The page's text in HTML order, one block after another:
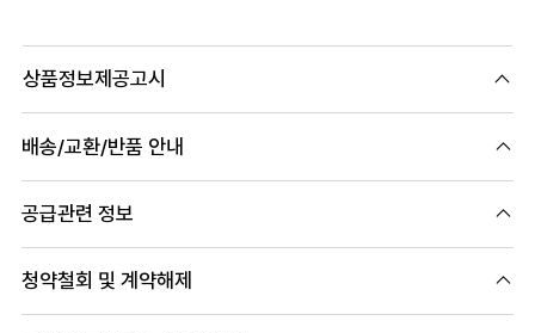
상품정보제공고시
배송/교환/반품 안내
공급관련 정보
청약철회 및 계약해제